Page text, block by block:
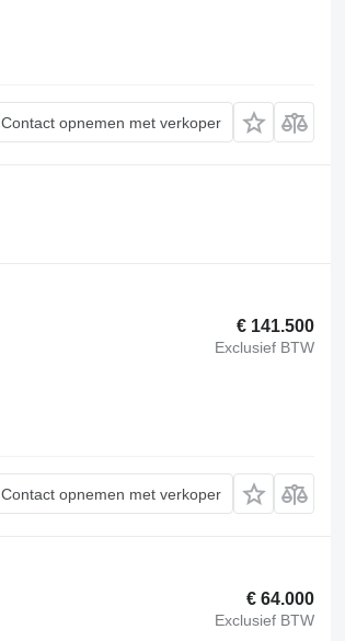
Contact opnemen met verkoper
€ 141.500
Exclusief BTW
Contact opnemen met verkoper
€ 64.000
Exclusief BTW